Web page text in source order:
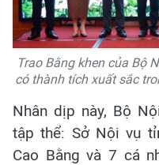
Trao Bằng khen của Bộ
có thành tích xuất sắc
Nhân dịp này, Bộ
tập thể: Sở Nội vụ
Cao Bằng và 7 cá